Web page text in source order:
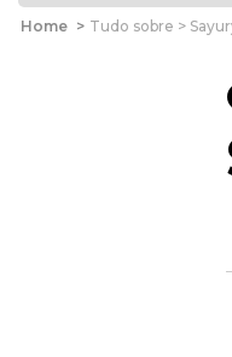
Home > Tudo sobre >